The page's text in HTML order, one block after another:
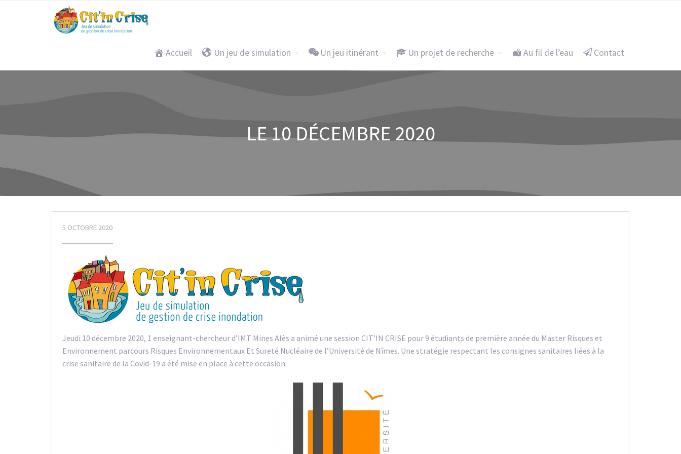
Accueil Un jeu de simulation Un jeu itinérant Un projet de recherche Au fil de l’eau Contact
LE 10 DÉCEMBRE 2020
5 OCTOBRE 2020
Jeudi 10 décembre 2020, 1 enseignant-chercheur d’IMT Mines Alès a animé une session CIT’IN CRISE pour 9 étudiants de première année du Master Risques et
Environnement parcours Risques Environnementaux Et Sureté Nucléaire de l’Université de Nîmes. Une stratégie respectant les consignes sanitaires liées à la
crise sanitaire de la Covid-19 a été mise en place à cette occasion.